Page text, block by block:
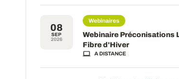
08
SEP
2026
Webinaires
Webinaire Préconisations
Fibre d'Hiver
A DISTANCE